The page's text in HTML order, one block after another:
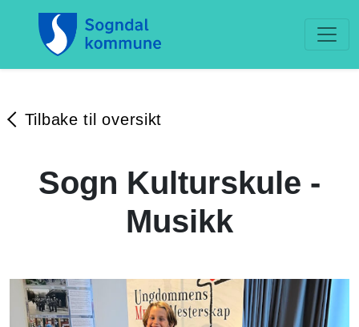
Tilbake til oversikt
Sogn Kulturskule -
Musikk